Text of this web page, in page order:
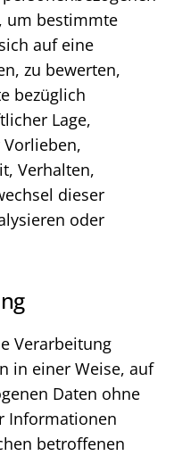
um bestimmte
auf eine
zu bewerten,
bezüglich
Lage,
Verhalten,
dieser
oder
Verarbeitung
in einer Weise, auf
Daten ohne
Informationen
betroffenen